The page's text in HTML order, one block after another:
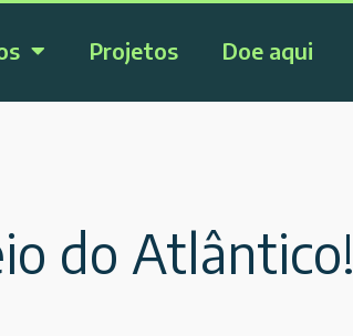
Projetos Doe aqui
do Atlântico!